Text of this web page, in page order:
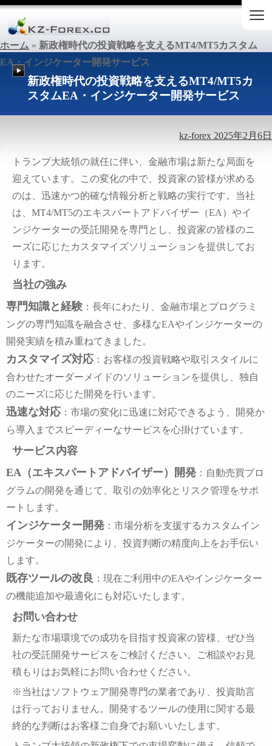
≡
ホーム » 新政権時代の投資戦略を支えるMT4/MT5カスタム
EA・インジケーター開発サービス
新政権時代の投資戦略を支えるMT4/MT5カ
スタムEA・インジケーター開発サービス
kz-forex 2025年2月6日
トランプ大統領の就任に伴い、金融市場は新たな局面を
迎えています。この変化の中で、投資家の皆様が求める
のは、迅速かつ的確な情報分析と戦略の実行です。当社
は、MT4/MT5のエキスパートアドバイザー（EA）やイ
ンジケーターの受託開発を専門とし、投資家の皆様のニ
ーズに応じたカスタマイズソリューションを提供してお
ります。
当社の強み
専門知識と経験 ：長年にわたり、金融市場とプログラミ
ングの専門知識を融合させ、多様なEAやインジケーターの
開発実績を積み重ねてきました。
カスタマイズ対応 ：お客様の投資戦略や取引スタイルに
合わせたオーダーメイドのソリューションを提供し、独自
のニーズに応じた開発を行います。
迅速な対応 ：市場の変化に迅速に対応できるよう、開発か
ら導入までスピーディーなサービスを心掛けています。
サービス内容
EA（エキスパートアドバイザー）開発 ：自動売買プロ
グラムの開発を通じて、取引の効率化とリスク管理をサポ
ートします。
インジケーター開発 ：市場分析を支援するカスタムイン
ジケーターの開発により、投資判断の精度向上をお手伝い
します。
既存ツールの改良 ：現在ご利用中のEAやインジケーター
の機能追加や最適化にも対応いたします。
お問い合わせ
新たな市場環境での成功を目指す投資家の皆様、ぜひ当
社の受託開発サービスをご検討ください。ご相談やお見
積もりはお気軽にお問い合わせください。
※当社はソフトウェア開発専門の業者であり、投資助言
は行っておりません。開発するツールの使用に関する最
終的な判断はお客様ご自身でお願いいたします。